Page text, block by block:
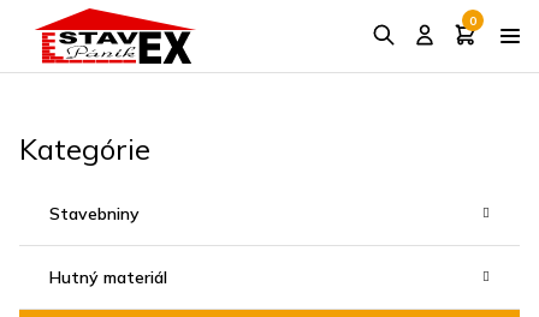
0
Kategórie
Stavebniny
Hutný materiál